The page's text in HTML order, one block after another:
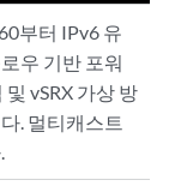
부터 IPv6 유
우 기반 포워
vSRX 가상 방
. 멀티캐스트